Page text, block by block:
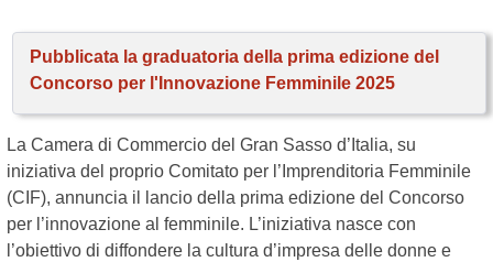
Pubblicata la graduatoria della prima edizione del
Concorso per l'Innovazione Femminile 2025
La Camera di Commercio del Gran Sasso d’Italia, su
iniziativa del proprio Comitato per l’Imprenditoria Femminile
(CIF), annuncia il lancio della prima edizione del Concorso
per l’innovazione al femminile. L’iniziativa nasce con
l’obiettivo di diffondere la cultura d’impresa delle donne e